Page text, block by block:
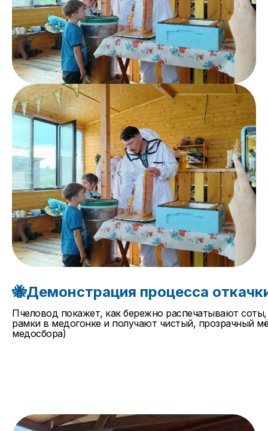
🐝Демонстрация процесса
Пчеловод покажет, как бережно распечатывают
рамки в медогонке и получают чистый, прозрачный
медосбора)